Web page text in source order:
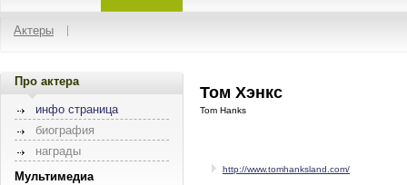
Актеры
Про актера
инфо страница
биография
награды
Мультимедиа
Том Хэнкс
Tom Hanks
http://www.tomhanksland.com/